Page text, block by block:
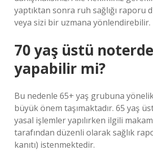
yaptıktan sonra ruh sağlığı raporu
veya sizi bir uzmana yönlendirebilir.
70 yaş üstü
yapabilir mi?
Bu nedenle 65+ yaş grubuna
büyük önem taşımaktadır. 65 yaş
yasal işlemler yapılırken ilgili
tarafından düzenli olarak sağlık
kanıtı) istenmektedir.